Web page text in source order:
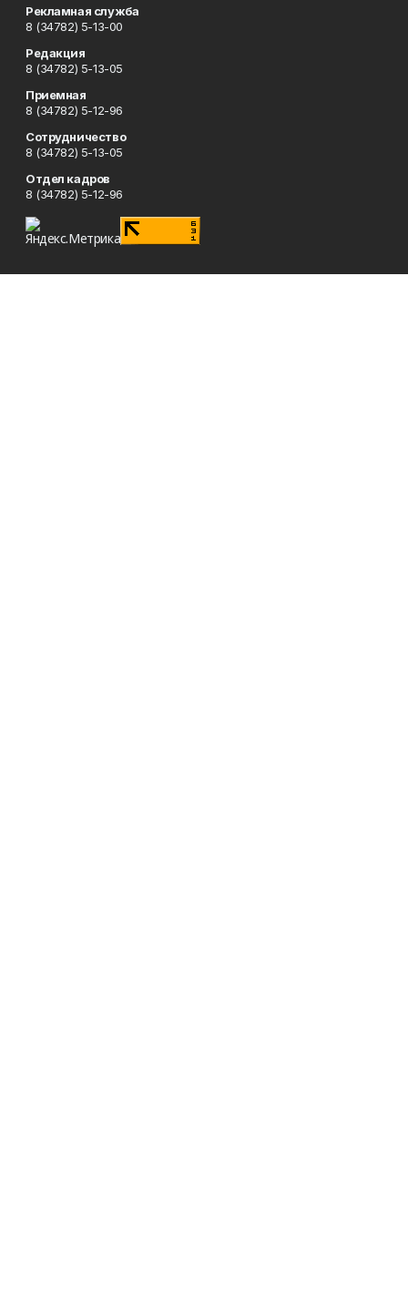
Рекламная служба
8 (34782) 5-13-00
Редакция
8 (34782) 5-13-05
Приемная
8 (34782) 5-12-96
Сотрудничество
8 (34782) 5-13-05
Отдел кадров
8 (34782) 5-12-96